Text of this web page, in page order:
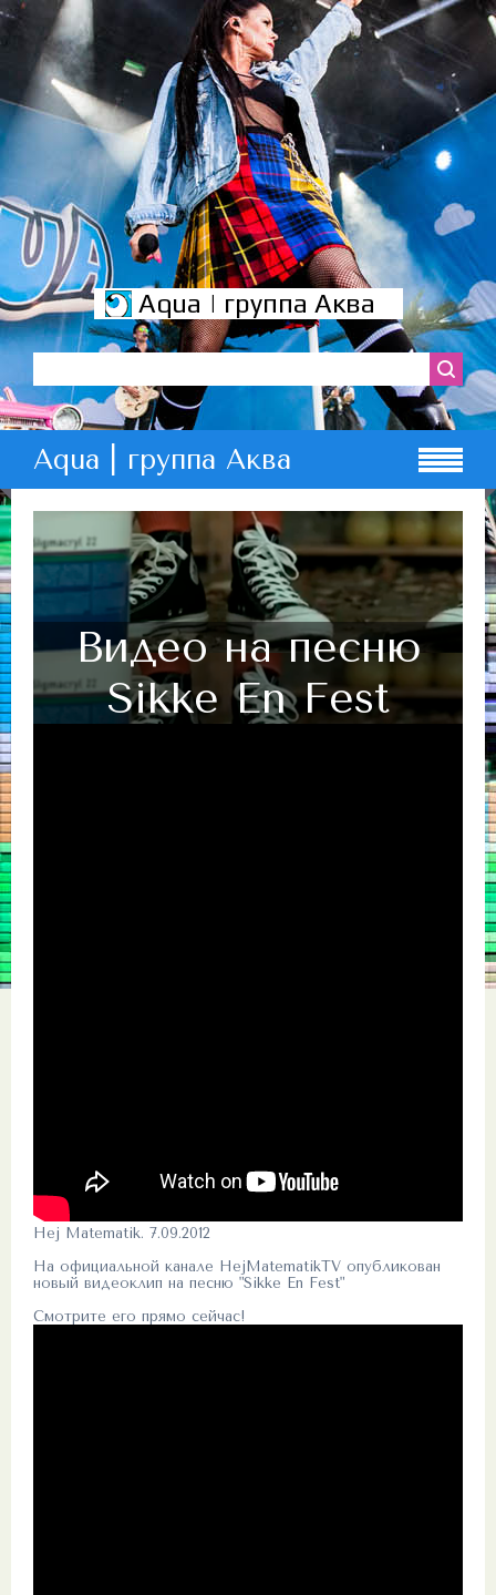
Aqua | группа Аква
Aqua | группа Аква
Видео на песню
Sikke En Fest
Hej Matematik. 7.09.2012
На официальной канале HejMatematikTV опубликован
новый видеоклип на песню "Sikke En Fest"
Смотрите его прямо сейчас!